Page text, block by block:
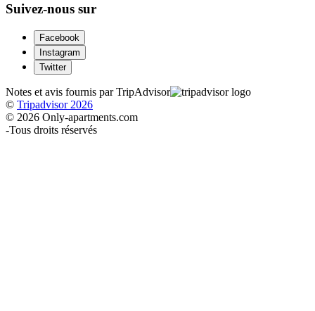
Suivez-nous sur
Facebook
Instagram
Twitter
Notes et avis fournis par TripAdvisor
© Tripadvisor 2026
© 2026 Only-apartments.com
-Tous droits réservés